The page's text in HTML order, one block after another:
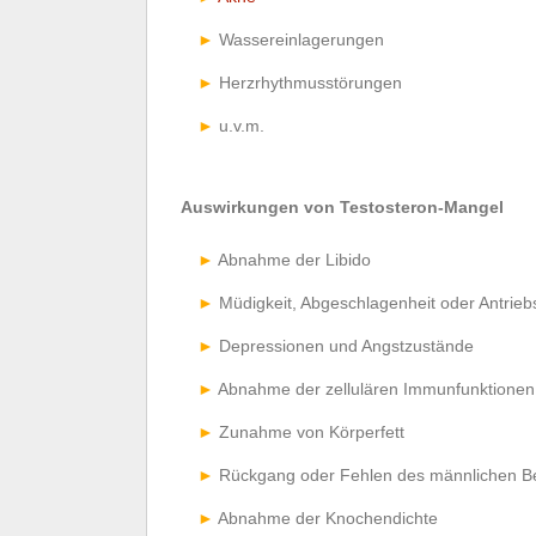
Wassereinlagerungen
Herzrhythmusstörungen
u.v.m.
Auswirkungen von Testosteron-Mangel
Abnahme der Libido
Müdigkeit, Abgeschlagenheit oder
Depressionen und Angstzustände
Abnahme der zellulären Immunfunktionen
Zunahme von Körperfett
Rückgang oder Fehlen des männlichen
Abnahme der Knochendichte